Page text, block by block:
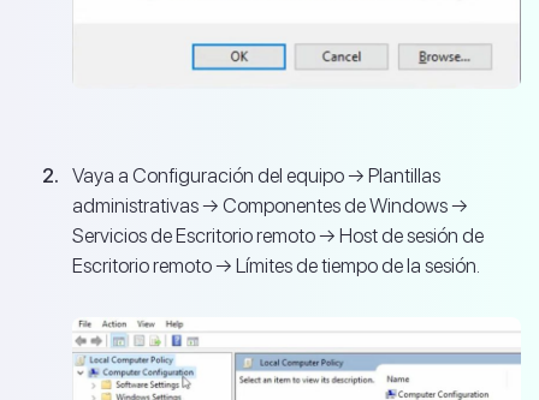
Vaya a Configuración del equipo → Plantillas
administrativas → Componentes de Windows →
Servicios de Escritorio remoto → Host de sesión de
Escritorio remoto → Límites de tiempo de la sesión.